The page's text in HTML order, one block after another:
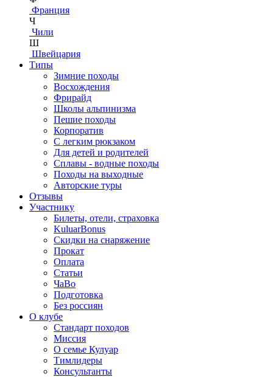
Франция
Ч
Чили
Ш
Швейцария
Типы
Зимние походы
Восхождения
Фрирайд
Школы альпинизма
Пешие походы
Корпоратив
С легким рюкзаком
Для детей и родителей
Сплавы - водные походы
Походы на выходные
Авторские туры
Отзывы
Участнику
Билеты, отели, страховка
KuluarBonus
Скидки на снаряжение
Прокат
Оплата
Статьи
ЧаВо
Подготовка
Без россиян
О клубе
Стандарт походов
Миссия
О семье Кулуар
Тимлидеры
Консультанты